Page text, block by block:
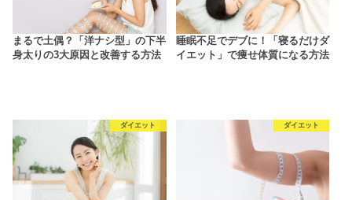
まるで土偶？「洋ナシ型」の下半
身太りの3大原因と改善する方法
睡眠不足でデブに！「寝るだけダ
イエット」で痩せ体質になる方法
ダイエット ダイエット